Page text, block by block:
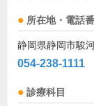
所在地・電話
静岡県静岡市駿
054-238-1111
診療科目